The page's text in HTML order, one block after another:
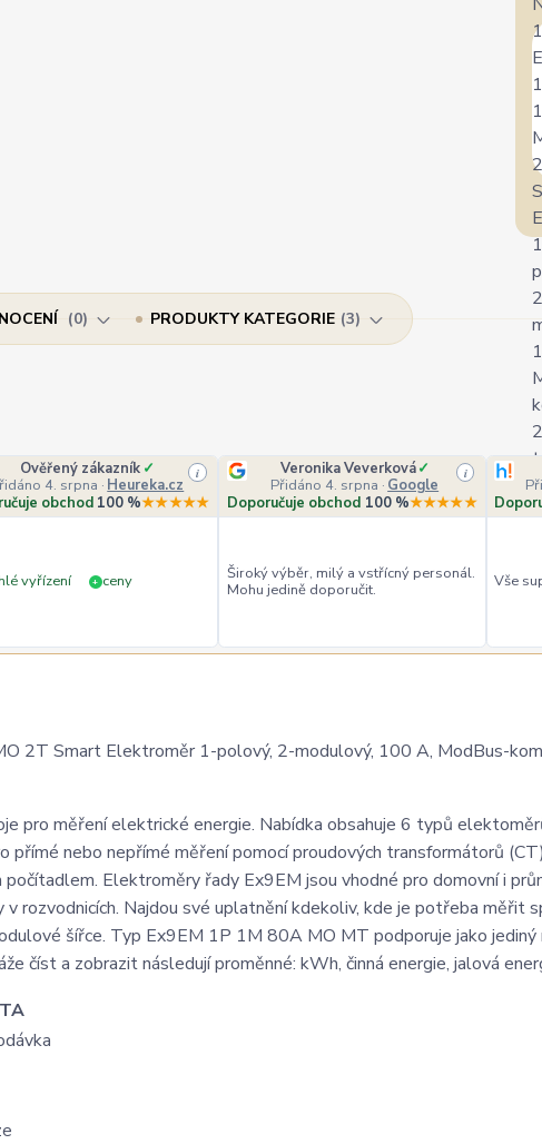
0 PRODUKTY KATEGORIE 3
Ověřený zákazník ✓
4. srpna · Heureka.cz
i
obchod 100 %★★★★★
vyřízení + ceny
Veronika Veverková✓
Přidáno 4. srpna · Google
i
Doporučuje obchod 100 %★★★★★
Široký výběr, milý a vstřícný personál.
Mohu jedině doporučit.
Vše
2T Smart Elektroměr 1-polový, 2-modulový, 100 A, ModBus-
pro měření elektrické energie. Nabídka obsahuje 6 typů
nebo nepřímé měření pomocí proudových transformátorů
Elektroměry řady Ex9EM jsou vhodné pro domovní i
rozvodnicích. Najdou své uplatnění kdekoliv, kde je potřeba měřit
šířce. Typ Ex9EM 1P 1M 80A MO MT podporuje jako
číst a zobrazit následují proměnné: kWh, činná energie, jalová